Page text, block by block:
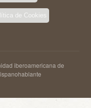
de Cookies
iberoamericana de